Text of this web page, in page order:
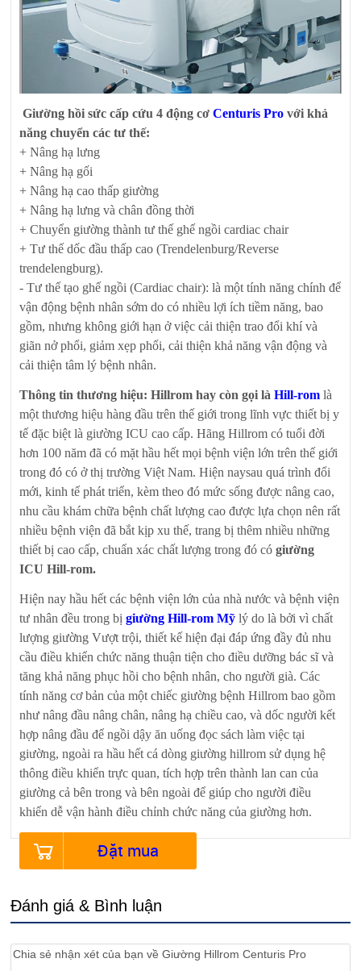
Giường hồi sức cấp cứu 4 động cơCenturis Pro với khả
năng chuyển các tư thế:
+ Nâng hạ lưng
+ Nâng hạ gối
+ Nâng hạ cao thấp giường
+ Nâng hạ lưng và chân đồng thời
+ Chuyển giường thành tư thế ghế ngồi cardiac chair
+ Tư thế dốc đầu thấp cao (Trendelenburg/Reverse
trendelengburg).
- Tư thế tạo ghế ngồi (Cardiac chair): là một tính năng chính để
vận động bệnh nhân sớm do có nhiều lợi ích tiềm năng, bao
gồm, nhưng không giới hạn ở việc cải thiện trao đổi khí và
giãn nở phổi, giảm xẹp phổi, cải thiện khả năng vận động và
cải thiện tâm lý bệnh nhân.
Thông tin thương hiệu: Hillrom hay còn gọi làHill-rom là
một thương hiệu hàng đầu trên thế giới trong lĩnh vực thiết bị y
tế đặc biệt là giường ICU cao cấp. Hãng Hillrom có tuổi đời
hơn 100 năm đã có mặt hầu hết mọi bệnh viện lớn trên thế giới
trong đó có ở thị trường Việt Nam. Hiện naysau quá trình đổi
mới, kinh tế phát triển, kèm theo đó mức sống được nâng cao,
nhu cầu khám chữa bệnh chất lượng cao được lựa chọn nên rất
nhiều bệnh viện đã bắt kịp xu thế, trang bị thêm nhiều những
thiết bị cao cấp, chuẩn xác chất lượng trong đó cógiường
ICU Hill-rom.
Hiện nay hầu hết các bệnh viện lớn của nhà nước và bệnh viện
tư nhân đều trong bịgiường Hill-rom Mỹ lý do là bởi vì chất
lượng giường Vượt trội, thiết kế hiện đại đáp ứng đầy đủ nhu
cầu điều khiển chức năng thuận tiện cho điều dưỡng bác sĩ và
tăng khả năng phục hồi cho bệnh nhân, cho người già. Các
tính năng cơ bản của một chiếc giường bệnh Hillrom bao gồm
như nâng đầu nâng chân, nâng hạ chiều cao, và dốc người kết
hợp nâng đầu để ngồi dậy ăn uống đọc sách làm việc tại
giường, ngoài ra hầu hết cá dòng giường hillrom sử dụng hệ
thông điều khiển trực quan, tích hợp trên thành lan can của
giường cả bên trong và bên ngoài để giúp cho người điều
khiển dễ vận hành điều chỉnh chức năng của giường hơn.
Đặt mua
Đánh giá & Bình luận
Chia sẻ nhận xét của bạn vềGiường Hillrom Centuris Pro